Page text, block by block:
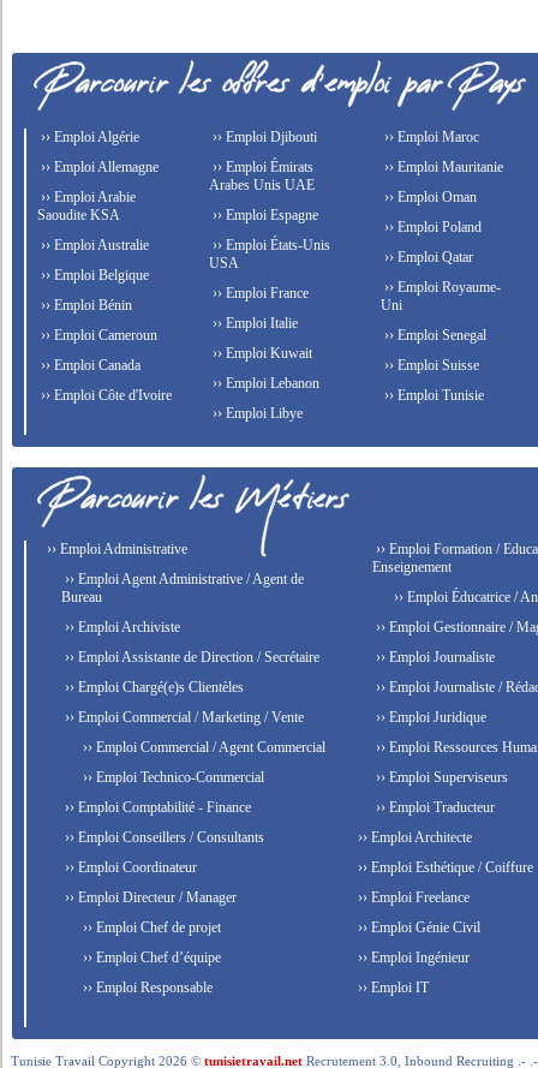
›› Emploi Algérie
›› Emploi Allemagne
›› Emploi Arabie
Saoudite KSA
›› Emploi Australie
›› Emploi Belgique
›› Emploi Bénin
›› Emploi Cameroun
›› Emploi Canada
›› Emploi Côte d'Ivoire
›› Emploi Djibouti
›› Emploi Émirats
Arabes Unis UAE
›› Emploi Espagne
›› Emploi États-Unis
USA
›› Emploi France
›› Emploi Italie
›› Emploi Kuwait
›› Emploi Lebanon
›› Emploi Libye
›› Emploi Maroc
›› Emploi Mauritanie
›› Emploi Oman
›› Emploi Poland
›› Emploi Qatar
›› Emploi Royaume-
Uni
›› Emploi Senegal
›› Emploi Suisse
›› Emploi Tunisie
›› Emploi Administrative
›› Emploi Agent Administrative / Agent de
Bureau
›› Emploi Archiviste
›› Emploi Assistante de Direction / Secrétaire
›› Emploi Chargé(e)s Clientèles
›› Emploi Commercial / Marketing / Vente
›› Emploi Commercial / Agent Commercial
›› Emploi Technico-Commercial
›› Emploi Comptabilité - Finance
›› Emploi Conseillers / Consultants
›› Emploi Coordinateur
›› Emploi Directeur / Manager
›› Emploi Chef de projet
›› Emploi Chef d’équipe
›› Emploi Responsable
›› Emploi Formation /
Enseignement
›› Emploi Éducatrice /
›› Emploi Gestionnaire /
›› Emploi Journaliste
›› Emploi Journaliste /
›› Emploi Juridique
›› Emploi Ressources
›› Emploi Superviseurs
›› Emploi Traducteur
›› Emploi Architecte
›› Emploi Esthétique / Coiffure
›› Emploi Freelance
›› Emploi Génie Civil
›› Emploi Ingénieur
›› Emploi IT
Tunisie Travail Copyright 2026 ©tunisietravail.net Recrutement 3.0, Inbound Recruiting .-